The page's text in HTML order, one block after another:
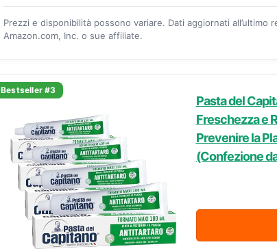
Prezzi e disponibilità possono variare. Dati aggiornati
Amazon.com, Inc. o sue affiliate.
Bestseller #3
Pasta del
Freschezza e
Prevenire la
(Confezione